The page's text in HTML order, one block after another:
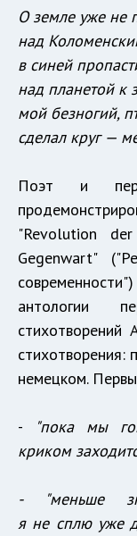
О земле уже не
над
в синей
над планетой к
мой безногий,
сделал круг —
Поэт и
"Revolution
Gеgenwart"
антологии
стихотворения:
немецком.
-
"пока мы
криком
- "меньше
я не сплю уже